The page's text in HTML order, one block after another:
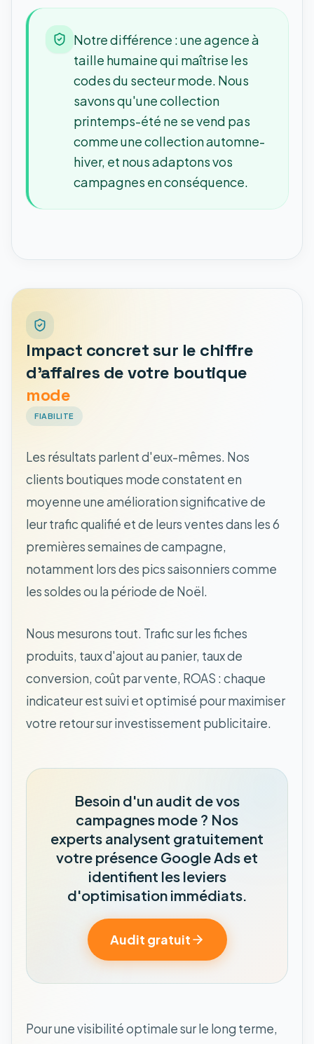
Notre différence : une agence à
taille humaine qui maîtrise les
codes du secteur mode. Nous
savons qu'une collection
printemps-été ne se vend pas
comme une collection automne-
hiver, et nous adaptons vos
campagnes en conséquence.
Impact concret sur le chiffre
d'affaires de votre boutique
mode
FIABILITE
Les résultats parlent d'eux-mêmes. Nos
clients boutiques mode constatent en
moyenne une amélioration significative de
leur trafic qualifié et de leurs ventes dans les 6
premières semaines de campagne,
notamment lors des pics saisonniers comme
les soldes ou la période de Noël.
Nous mesurons tout. Trafic sur les fiches
produits, taux d'ajout au panier, taux de
conversion, coût par vente, ROAS : chaque
indicateur est suivi et optimisé pour maximiser
votre retour sur investissement publicitaire.
Besoin d'un audit de vos
campagnes mode ? Nos
experts analysent gratuitement
votre présence Google Ads et
identifient les leviers
d'optimisation immédiats.
Audit gratuit
Pour une visibilité optimale sur le long terme,